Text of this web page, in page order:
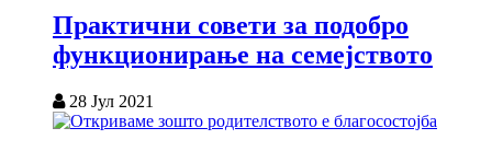
Практични совети за подобро
функционирање на семејството
28 Јул 2021